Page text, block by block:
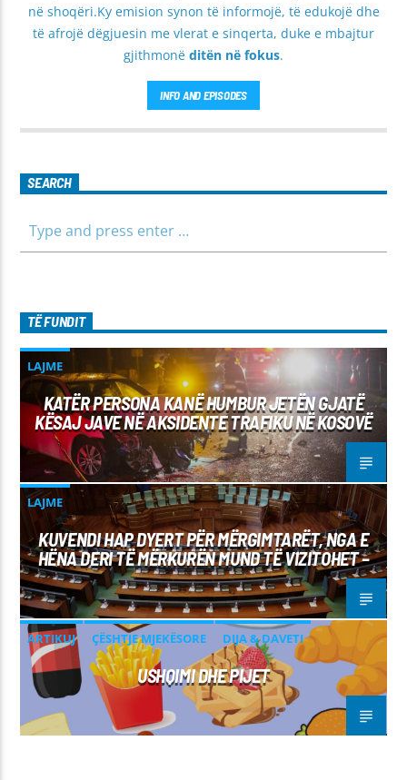
në shoqëri.Ky emision synon të informojë, të edukojë dhe
të afrojë dëgjuesin me vlerat e sinqerta, duke e mbajtur
gjithmonë ditën në fokus.
INFO AND EPISODES
SEARCH
TË FUNDIT
LAJME
KATËR PERSONA KANË HUMBUR JETËN GJATË
KËSAJ JAVE NË AKSIDENTE TRAFIKU NË KOSOVË
LAJME
KUVENDI HAP DYERT PËR MËRGIMTARËT, NGA E
HËNA DERI TË MËRKURËN MUND TË VIZITOHET –
ARTIKUJ ÇËSHTJE MJEKËSORE DIJA & DAVETI
USHQIMI DHE PIJET